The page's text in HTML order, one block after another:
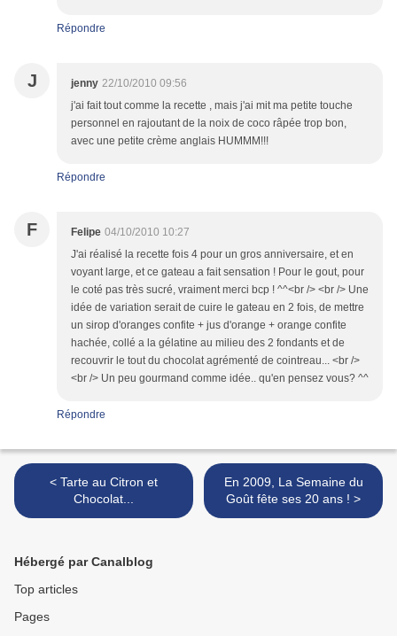
Répondre
J jenny 22/10/2010 09:56
j'ai fait tout comme la recette , mais j'ai mit ma petite touche
personnel en rajoutant de la noix de coco râpée trop bon,
avec une petite crème anglais HUMMM!!!
Répondre
F Felipe 04/10/2010 10:27
J'ai réalisé la recette fois 4 pour un gros anniversaire, et en
voyant large, et ce gateau a fait sensation ! Pour le gout, pour
le coté pas très sucré, vraiment merci bcp ! ^^<br /> <br /> Une
idée de variation serait de cuire le gateau en 2 fois, de mettre
un sirop d'oranges confite + jus d'orange + orange confite
hachée, collé a la gélatine au milieu des 2 fondants et de
recouvrir le tout du chocolat agrémenté de cointreau... <br />
<br /> Un peu gourmand comme idée.. qu'en pensez vous? ^^
Répondre
< Tarte au Citron et
Chocolat...
En 2009, La Semaine du
Goût fête ses 20 ans ! >
Hébergé par Canalblog
Top articles
Pages